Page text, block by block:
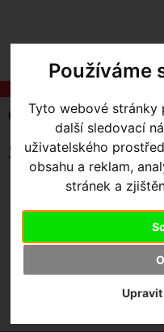
Používáme
Tyto webové stránky
další sledovací
uživatelského
obsahu a reklam,
stránek a
Úvodní strana Služby
Služby
Retül Fit
Pojištění kol
Testovací program
Prodloužená záruka